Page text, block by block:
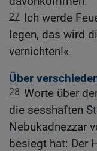
27 Ich werde
legen, das wird
vernichten!«
Über
28 Worte über
die sesshaften
Nebukadnezzar
besiegt hat: Der